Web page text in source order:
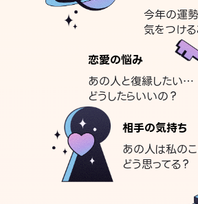
今年の運
気をつける
恋愛の悩み
あの人と復縁したい…
どうしたらいいの？
相手の気持ち
あの人は私の
どう思ってる？